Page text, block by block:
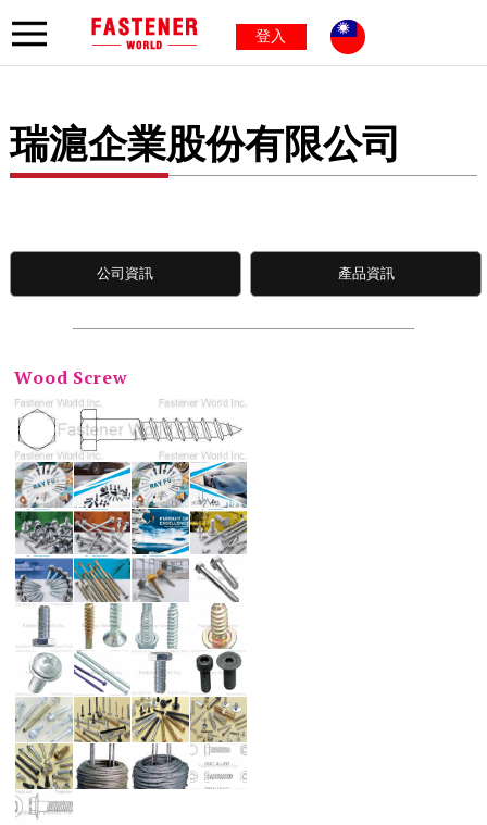
登入
瑞滬企業股份有限公司
公司資訊 產品資訊
Wood Screw